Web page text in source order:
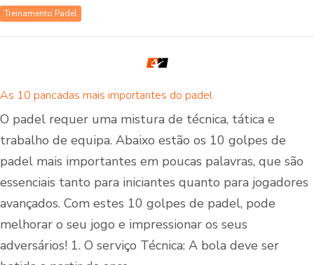
Treinamento Padel
As 10 pancadas mais importantes do padel
O padel requer uma mistura de técnica, tática e
trabalho de equipa. Abaixo estão os 10 golpes de
padel mais importantes em poucas palavras, que são
essenciais tanto para iniciantes quanto para jogadores
avançados. Com estes 10 golpes de padel, pode
melhorar o seu jogo e impressionar os seus
adversários! 1. O serviço Técnica: A bola deve ser